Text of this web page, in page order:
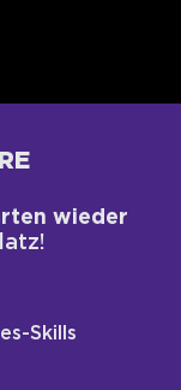
wieder
Skills